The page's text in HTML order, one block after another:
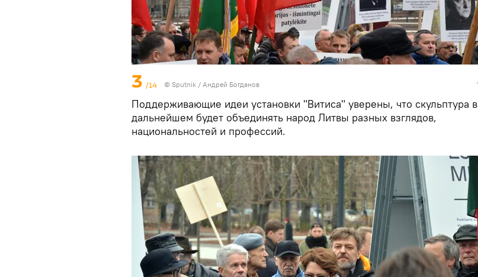
3 /14 © Sputnik / Андрей Богданов
Поддерживающие идеи установки "Витиса" уверены, что скульптура в
дальнейшем будет объединять народ Литвы разных взглядов,
национальностей и профессий.